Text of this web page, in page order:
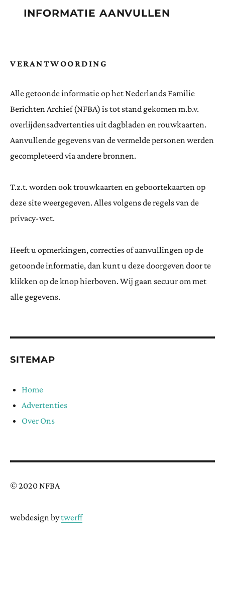
INFORMATIE AANVULLEN
VERANTWOORDING
Alle getoonde informatie op het Nederlands Familie
Berichten Archief (NFBA) is tot stand gekomen m.b.v.
overlijdensadvertenties uit dagbladen en rouwkaarten.
Aanvullende gegevens van de vermelde personen werden
gecompleteerd via andere bronnen.
T.z.t. worden ook trouwkaarten en geboortekaarten op
deze site weergegeven. Alles volgens de regels van de
privacy-wet.
Heeft u opmerkingen, correcties of aanvullingen op de
getoonde informatie, dan kunt u deze doorgeven door te
klikken op de knop hierboven. Wij gaan secuur om met
alle gegevens.
SITEMAP
Home
Advertenties
Over Ons
© 2020 NFBA
webdesign bytwerff